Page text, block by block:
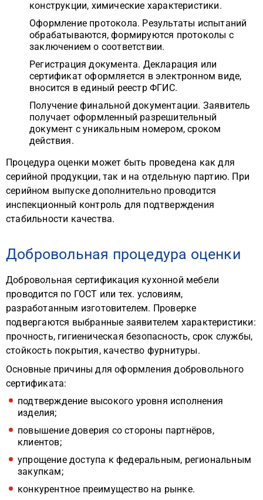
конструкции, химические характеристики.
Оформление протокола. Результаты испытаний
обрабатываются, формируются протоколы с
заключением о соответствии.
Регистрация документа. Декларация или
сертификат оформляется в электронном виде,
вносится в единый реестр ФГИС.
Получение финальной документации. Заявитель
получает оформленный разрешительный
документ с уникальным номером, сроком
действия.
Процедура оценки может быть проведена как для
серийной продукции, так и на отдельную партию. При
серийном выпуске дополнительно проводится
инспекционный контроль для подтверждения
стабильности качества.
Добровольная процедура оценки
Добровольная сертификация кухонной мебели
проводится по ГОСТ или тех. условиям,
разработанным изготовителем. Проверке
подвергаются выбранные заявителем характеристики:
прочность, гигиеническая безопасность, срок службы,
стойкость покрытия, качество фурнитуры.
Основные причины для оформления добровольного
сертификата:
подтверждение высокого уровня исполнения
изделия;
повышение доверия со стороны партнёров,
клиентов;
упрощение доступа к федеральным, региональным
закупкам;
конкурентное преимущество на рынке.